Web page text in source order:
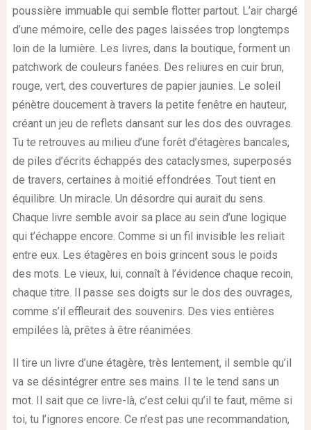
poussière immuable qui semble flotter partout. L’air chargé
d’une mémoire, celle des pages laissées trop longtemps
loin de la lumière. Les livres, dans la boutique, forment un
patchwork de couleurs fanées. Des reliures en cuir brun,
rouge, vert, des couvertures de papier jaunies. Le soleil
pénètre doucement à travers la petite fenêtre en hauteur,
créant un jeu de reflets dansant sur les dos des ouvrages.
Tu te retrouves au milieu d’une forêt d’étagères bancales,
de piles d’écrits échappés des cataclysmes, superposés
de travers, certaines à moitié effondrées. Tout tient en
équilibre. Un miracle. Un désordre qui aurait du sens.
Chaque livre semble avoir sa place au sein d’une logique
qui t’échappe encore. Comme si un fil invisible les reliait
entre eux. Les étagères en bois grincent sous le poids
des mots. Le vieux, lui, connaît à l’évidence chaque recoin,
chaque titre. Il passe ses doigts sur le dos des ouvrages,
comme s’il effleurait des souvenirs. Des vies entières
empilées là, prêtes à être réanimées.
Il tire un livre d’une étagère, très lentement, il semble qu’il
va se désintégrer entre ses mains. Il te le tend sans un
mot. Il sait que ce livre-là, c’est celui qu’il te faut, même si
toi, tu l’ignores encore. Ce n’est pas une recommandation,